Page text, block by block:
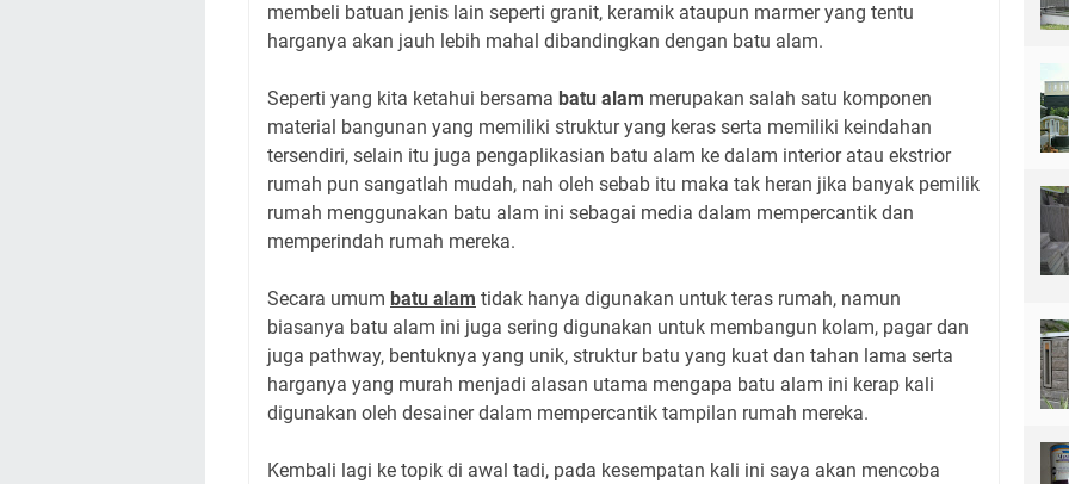
membeli batuan jenis lain seperti granit, keramik ataupun marmer yang tentu
harganya akan jauh lebih mahal dibandingkan dengan batu alam.
Seperti yang kita ketahui bersama batu alam merupakan salah satu komponen
material bangunan yang memiliki struktur yang keras serta memiliki keindahan
tersendiri, selain itu juga pengaplikasian batu alam ke dalam interior atau ekstrior
rumah pun sangatlah mudah, nah oleh sebab itu maka tak heran jika banyak pemilik
rumah menggunakan batu alam ini sebagai media dalam mempercantik dan
memperindah rumah mereka.
Secara umum batu alam tidak hanya digunakan untuk teras rumah, namun
biasanya batu alam ini juga sering digunakan untuk membangun kolam, pagar dan
juga pathway, bentuknya yang unik, struktur batu yang kuat dan tahan lama serta
harganya yang murah menjadi alasan utama mengapa batu alam ini kerap kali
digunakan oleh desainer dalam mempercantik tampilan rumah mereka.
Kembali lagi ke topik di awal tadi, pada kesempatan kali ini saya akan mencoba